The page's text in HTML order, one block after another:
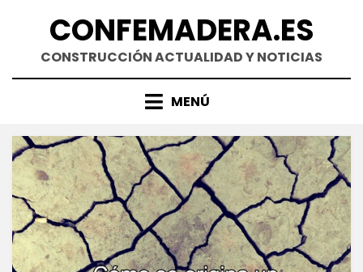
contenidoCONFEMADERA.ES
CONSTRUCCIÓN ACTUALIDAD Y NOTICIAS
MENÚ